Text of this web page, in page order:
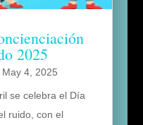
2025
May 4, 2025
se celebra el Día
ruido, con el